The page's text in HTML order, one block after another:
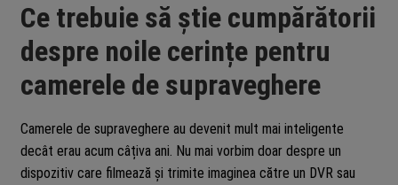
Ce trebuie să știe cumpărătorii
despre noile cerințe pentru
camerele de supraveghere
Camerele de supraveghere au devenit mult mai inteligente
decât erau acum câțiva ani. Nu mai vorbim doar despre un
dispozitiv care filmează și trimite imaginea către un DVR sau